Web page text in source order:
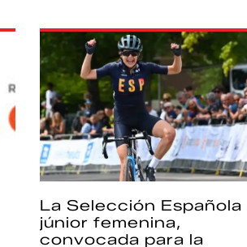
La Selección Española
júnior femenina,
convocada para la